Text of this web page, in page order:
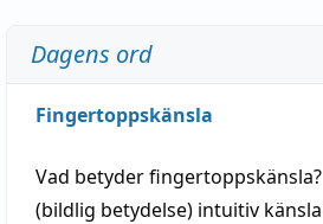
Dagens ord
Fingertoppskänsla
Vad betyderfingertoppskänsla?
(bildlig betydelse) intuitiv känsla